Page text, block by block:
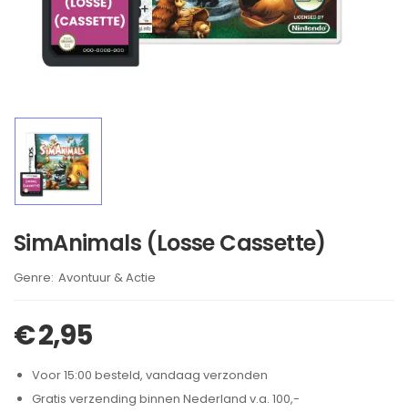
SimAnimals (Losse Cassette)
Brand:
Avontuur & Actie
€2,95
Voor 15:00 besteld, vandaag verzonden
Gratis verzending binnen Nederland v.a. 100,-